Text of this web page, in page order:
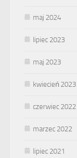
maj 2024
lipiec 2023
maj 2023
kwiecień 2023
czerwiec 2022
marzec 2022
lipiec 2021